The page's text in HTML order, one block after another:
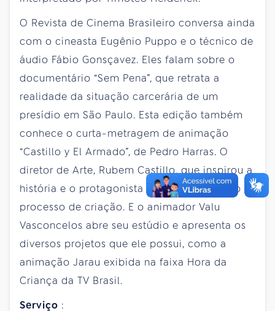
O Revista de Cinema Brasileiro conversa ainda
com o cineasta Eugênio Puppo e o técnico de
áudio Fábio Gonsçavez. Eles falam sobre o
documentário “Sem Pena”, que retrata a
realidade da situação carcerária de um
presídio em São Paulo. Esta edição também
conhece o curta-metragem de animação
“Castillo y El Armado”, de Pedro Harras. O
diretor de Arte, Rubem Castillo, que inspirou a
história e o protagonista do filme, explica o
processo de criação. E o animador Valu
Vasconcelos abre seu estúdio e apresenta os
diversos projetos que ele possui, como a
animação Jarau exibida na faixa Hora da
Criança da TV Brasil.
Serviço :